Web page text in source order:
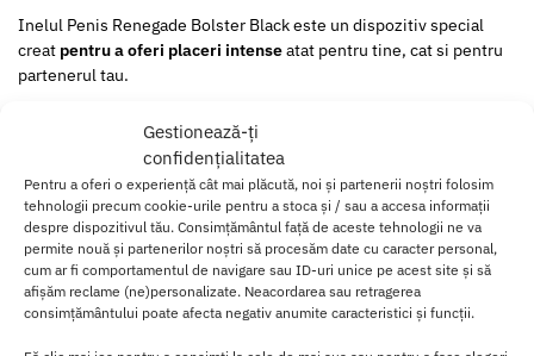
Gestionează-ți
confidențialitatea
Pentru a oferi o experiență cât mai plăcută, noi și partenerii noștri folosim
tehnologii precum cookie-urile pentru a stoca și / sau a accesa informații
despre dispozitivul tău. Consimțământul față de aceste tehnologii ne va
permite nouă și partenerilor noștri să procesăm date cu caracter personal,
cum ar fi comportamentul de navigare sau ID-uri unice pe acest site și să
afișăm reclame (ne)personalizate. Neacordarea sau retragerea
consimțământului poate afecta negativ anumite caracteristici și funcții.
Inelul Penis Renegade Bolster Black este un dispozitiv special
creat pentru a oferi placeri intenseatat pentru tine, cat si pentru
partenerul tau.
Prin fixarea sa sigura, Bolster te va ajuta sa progresezi catre
Fabricat din siliconconfortabil si sigur pentru corp, acest inel
este potrivit pentru toate tipurile de lubrifianti.
Cu dimensiunile sale de 5 cm in diametru si 9.3 cm in lungime,
inelul este conceput pentru a se potriviperfect si confortabil